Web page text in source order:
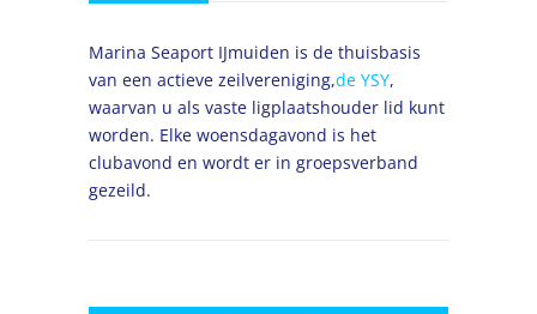
Marina Seaport IJmuiden is de thuisbasis
van een actieve zeilvereniging,de YSY,
waarvan u als vaste ligplaatshouder lid kunt
worden. Elke woensdagavond is het
clubavond en wordt er in groepsverband
gezeild.